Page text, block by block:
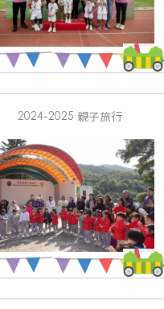
2024-2025 親子旅行